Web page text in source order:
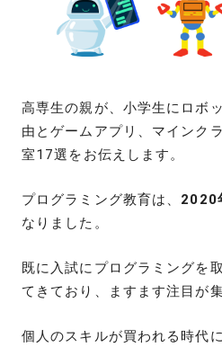
高専生の親が、小学生にロボ
由とゲームアプリ、マインク
室17選をお伝えします。
プログラミング教育は、 2020
なりました。
既に入試にプログラミングを
てきており、ますます注目が
個人のスキルが買われる時代